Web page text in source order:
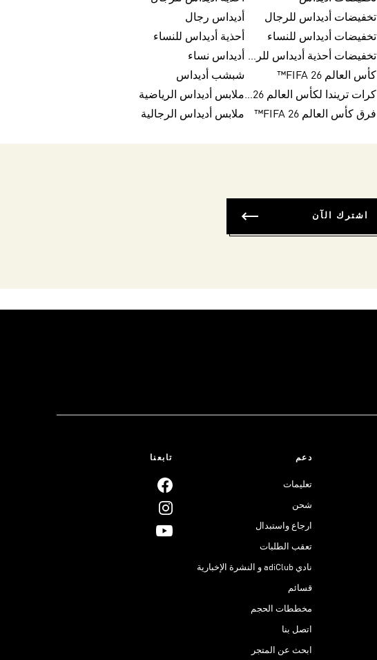
تخفيضات أديداس للرجال
أديداس رجال
تخفيضات أديداس للنساء
أحذية أديداس للنساء
تخفيضات أحذية أديداس للرجال أديداس نساء
كأس العالم FIFA 26™
شبشب أديداس
كرات تريندا لكأس العالم FIFA 26™ملابس أديداس الرياضية
فرق كأس العالم FIFA 26™ ملابس أديداس الرجالية
اشترك الآن
دعم
تعليمات
شحن
ارجاع واستبدال
تعقب الطلبات
نادي adiClub و النشرة الإخبارية
قسائم
مخططات الحجم
اتصل بنا
ابحث عن المتجر
تابعنا